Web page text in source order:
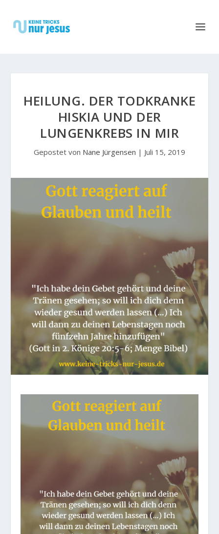
HEILUNG. DER TODKRANKE
HISKIA UND DER
LUNGENKREBS IN MIR
Gepostet von Nane Jürgensen | Juli 15, 2019